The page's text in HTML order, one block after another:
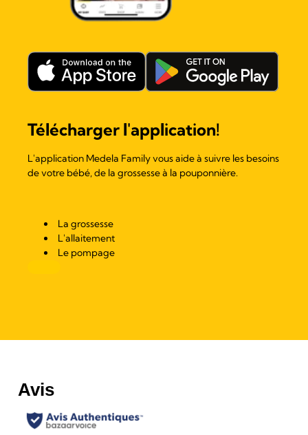
Télécharger l'application!
L'application Medela Family vous aide à suivre les besoins
de votre bébé, de la grossesse à la pouponnière.
La grossesse
L'allaitement
Le pompage